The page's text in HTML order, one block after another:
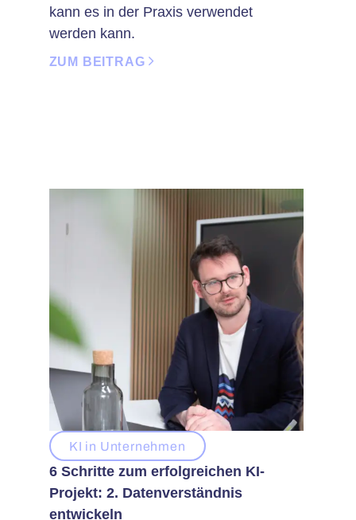
kann es in der Praxis verwendet
werden kann.
ZUM BEITRAG
KI in Unternehmen
6 Schritte zum erfolgreichen KI-
Projekt: 2. Datenverständnis
entwickeln